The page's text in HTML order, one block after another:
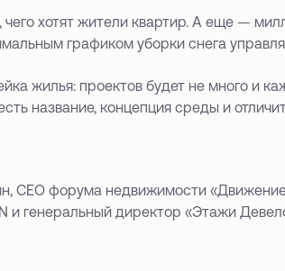
хотят жители квартир. А еще —
графиком уборки снега
жилья: проектов будет не много и
название, концепция среды и
CEO форума недвижимости
и генеральный директор «Этажи